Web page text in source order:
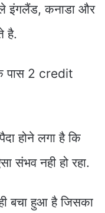
इंगलैंड, कनाडा और
है.
पास 2 credit
होने लगा है कि
संभव नही हो रहा.
बचा हुआ है जिसका